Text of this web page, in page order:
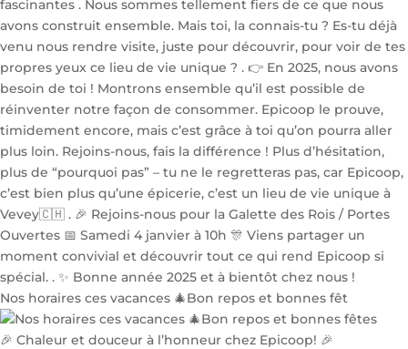
Nos horaires ces vacances 🎄Bon repos et bonnes fêt
🎉 Chaleur et douceur à l’honneur chez Epicoop! 🎉